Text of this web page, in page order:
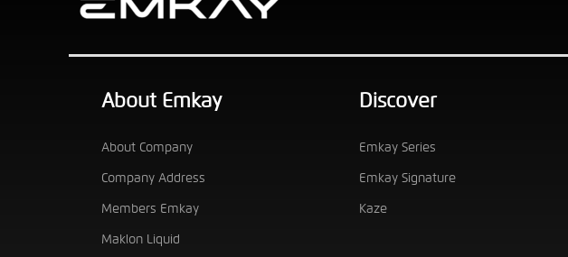
About Emkay
About Company
Company Address
Members Emkay
Maklon Liquid
Discover
Emkay Series
Emkay Signature
Kaze